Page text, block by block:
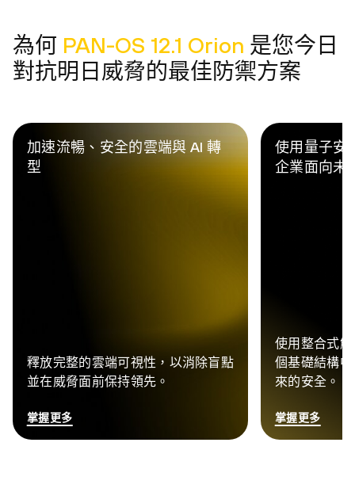
為何 PAN-OS 12.1 Orion 是您今日
對抗明日威脅的最佳防禦方案
加速流暢、安全的雲端與 AI 轉
型
釋放完整的雲端可視性，以消除盲點
並在威脅面前保持領先。
掌握更多
使用量子安
企業面向未
使用整合式
個基礎結構
來的安全。
掌握更多